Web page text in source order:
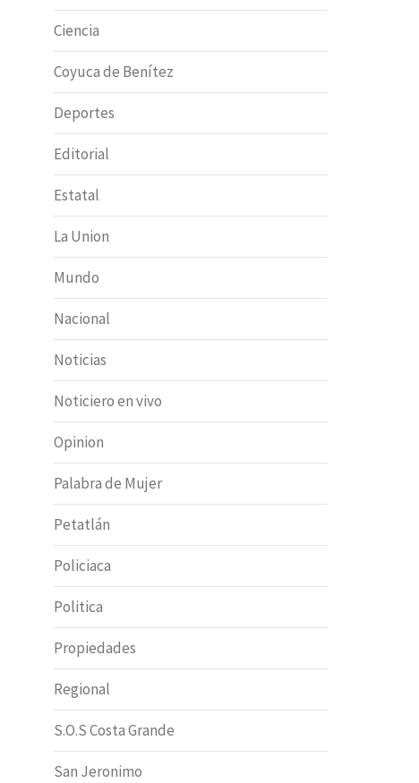
Ciencia
Coyuca de Benítez
Deportes
Editorial
Estatal
La Union
Mundo
Nacional
Noticias
Noticiero en vivo
Opinion
Palabra de Mujer
Petatlán
Policiaca
Politica
Propiedades
Regional
S.O.S Costa Grande
San Jeronimo